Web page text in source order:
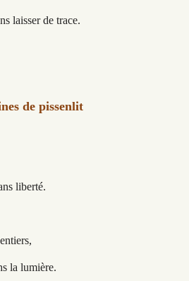
laisser de trace.
de pissenlit
liberté.
la lumière.